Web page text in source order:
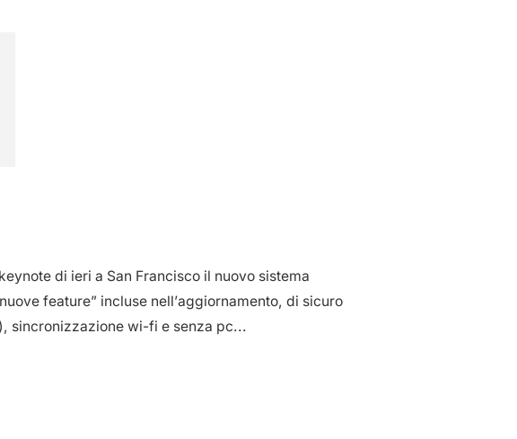
di ieri a San Francisco il nuovo sistema
feature” incluse nell’aggiornamento, di sicuro
sincronizzazione wi-fi e senza pc...